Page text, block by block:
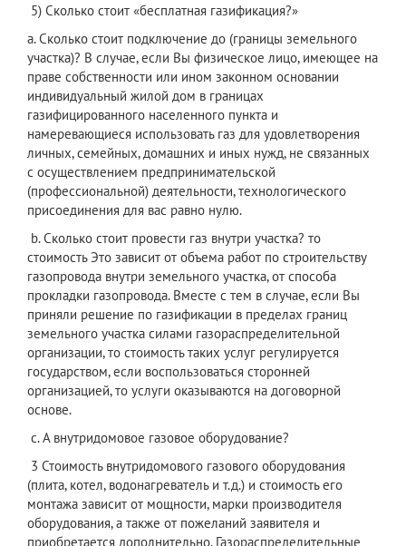
5) Сколько стоит «бесплатная газификация?»
a. Сколько стоит подключение до (границы земельного
участка)? В случае, если Вы физическое лицо, имеющее на
праве собственности или ином законном основании
индивидуальный жилой дом в границах
газифицированного населенного пункта и
намеревающиеся использовать газ для удовлетворения
личных, семейных, домашних и иных нужд, не связанных
с осуществлением предпринимательской
(профессиональной) деятельности, технологического
присоединения для вас равно нулю.
b. Сколько стоит провести газ внутри участка? то
стоимость Это зависит от объема работ по строительству
газопровода внутри земельного участка, от способа
прокладки газопровода. Вместе с тем в случае, если Вы
приняли решение по газификации в пределах границ
земельного участка силами газораспределительной
организации, то стоимость таких услуг регулируется
государством, если воспользоваться сторонней
организацией, то услуги оказываются на договорной
основе.
c. А внутридомовое газовое оборудование?
3 Стоимость внутридомового газового оборудования
(плита, котел, водонагреватель и т.д.) и стоимость его
монтажа зависит от мощности, марки производителя
оборудования, а также от пожеланий заявителя и
приобретается дополнительно. Газораспределительные